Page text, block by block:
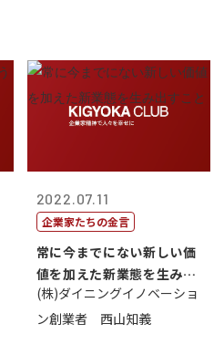
2022.07.11
企業家たちの金言
常に今までにない新しい価
値を加えた新業態を生み出
すこと
(株)ダイニングイノベーショ
ン創業者 西山知義